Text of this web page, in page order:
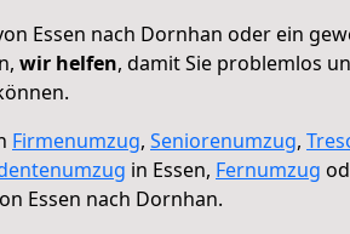
Essen nach Dornhan oder ein
wir helfen, damit Sie problemlos
Firmenumzug, Seniorenumzug,
in Essen, Fernumzug
Essen nach Dornhan.